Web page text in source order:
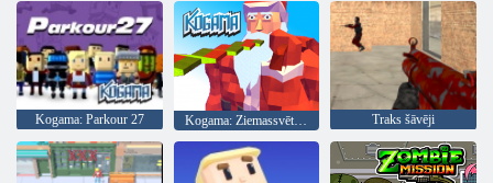
Kogama: Parkour 27 Kogama: Ziemassvētku parks Traks šāvēji